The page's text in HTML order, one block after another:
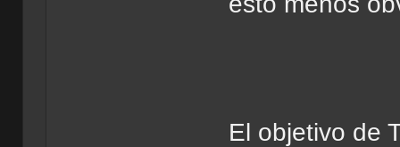
El objetivo de